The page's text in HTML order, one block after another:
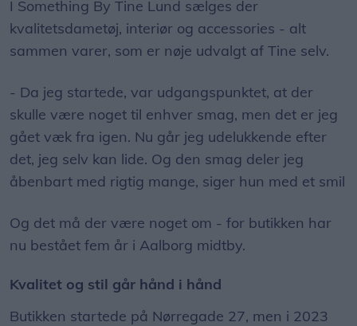
I Something By Tine Lund sælges der
kvalitetsdametøj, interiør og accessories - alt
sammen varer, som er nøje udvalgt af Tine selv.
- Da jeg startede, var udgangspunktet, at der
skulle være noget til enhver smag, men det er jeg
gået væk fra igen. Nu går jeg udelukkende efter
det, jeg selv kan lide. Og den smag deler jeg
åbenbart med rigtig mange, siger hun med et smil
Og det må der være noget om - for butikken har
nu bestået fem år i Aalborg midtby.
Kvalitet og stil går hånd i hånd
Butikken startede på Nørregade 27, men i 2023